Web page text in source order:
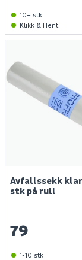
10+ stk
Klikk & Hent
Avfallssekk
stk på rull
79
1-10 stk